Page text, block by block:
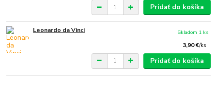
Pridať do košíka
Leonardo da Vinci
3,90 €/ks
Skladom 1 ks
Pridať do košíka